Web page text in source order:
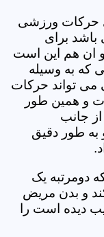
حرکات ورزشی
برای
و ان هم این است
که به وسیله
می تواند حرکات
و همین طور
جانب
به طور دقیق
دومرتبه یک
و بدن مریض
دیده است را